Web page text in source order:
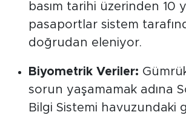
basım tarihi üzerinden 10
pasaportlar sistem
doğrudan eleniyor.
Biyometrik Veriler:
sorun yaşamamak adına
Bilgi Sistemi havuzundaki